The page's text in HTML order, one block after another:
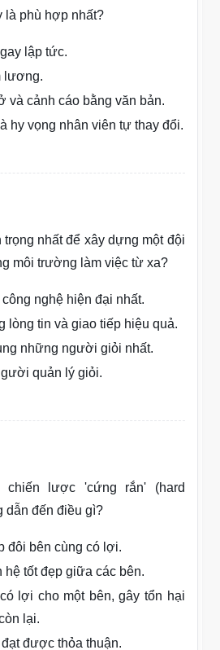
là phù hợp nhất?
lập tức.
lương.
và cảnh cáo bằng văn bản.
hy vọng nhân viên tự thay đổi.
nhất để xây dựng một đội
môi trường làm việc từ xa?
nghệ hiện đại nhất.
lòng tin và giao tiếp hiệu quả.
những người giỏi nhất.
quản lý giỏi.
chiến lược 'cứng rắn' (hard
dẫn đến điều gì?
đôi bên cùng có lợi.
hệ tốt đẹp giữa các bên.
lợi cho một bên, gây tổn hại
lại.
được thỏa thuận.